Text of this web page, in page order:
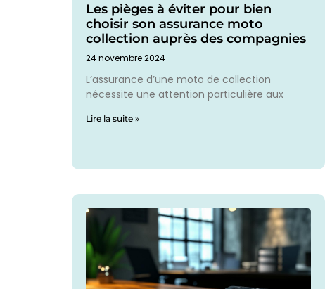
Les pièges à éviter pour bien
choisir son assurance moto
collection auprès des compagnies
24 novembre 2024
L’assurance d’une moto de collection
nécessite une attention particulière aux
Lire la suite »